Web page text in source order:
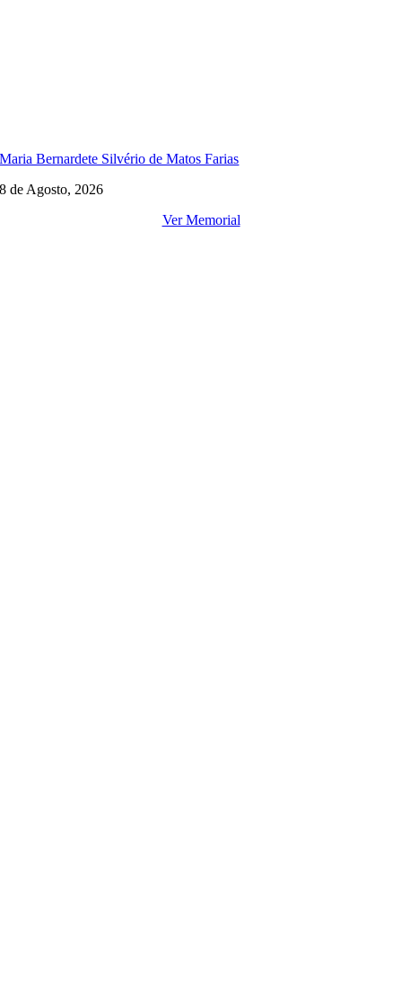
Maria Bernardete Silvério de Matos Farias
8 de Agosto, 2026
Ver Memorial